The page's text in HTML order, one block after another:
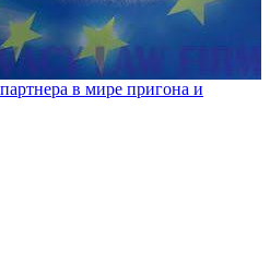
в мире пригона и